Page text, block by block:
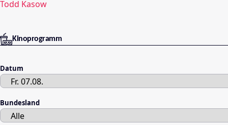
Todd Kasow
Kinoprogramm
Datum
Bundesland